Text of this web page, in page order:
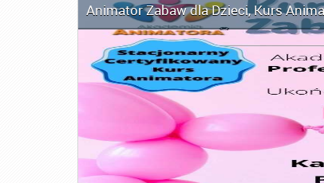
Animator Zabaw dla Dzieci,Kurs